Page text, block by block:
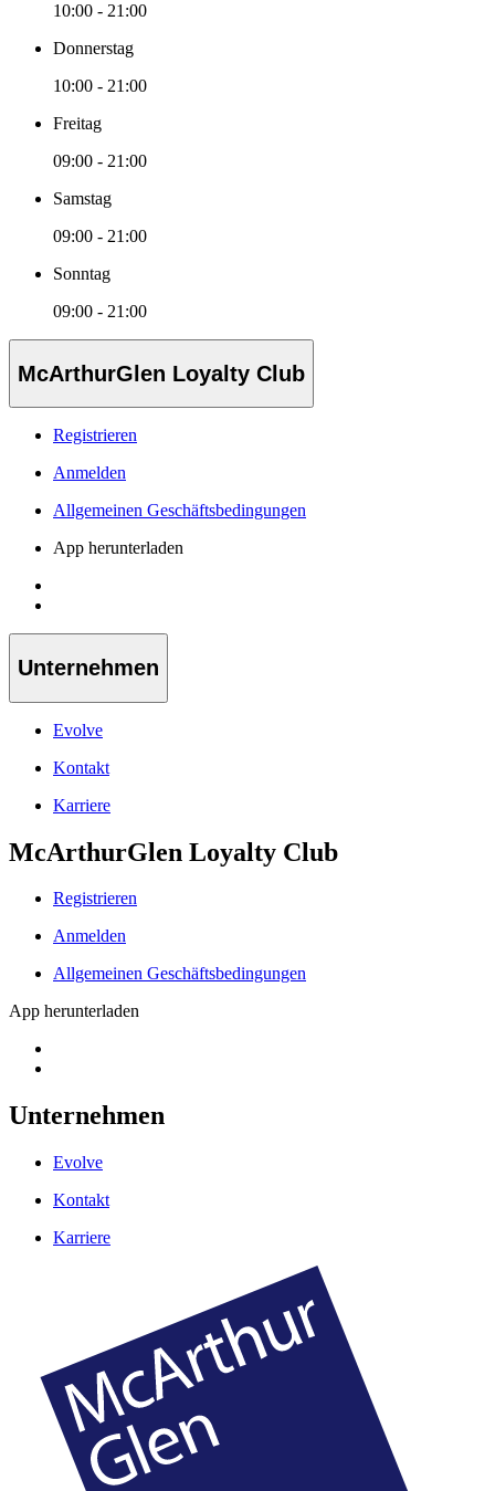
10:00 - 21:00
Donnerstag
10:00 - 21:00
Freitag
09:00 - 21:00
Samstag
09:00 - 21:00
Sonntag
09:00 - 21:00
McArthurGlen Loyalty Club
Registrieren
Anmelden
Allgemeinen Geschäftsbedingungen
App herunterladen
Unternehmen
Evolve
Kontakt
Karriere
McArthurGlen Loyalty Club
Registrieren
Anmelden
Allgemeinen Geschäftsbedingungen
App herunterladen
Unternehmen
Evolve
Kontakt
Karriere